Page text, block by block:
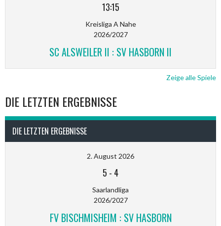
13:15
Kreisliga A Nahe
2026/2027
SC ALSWEILER II : SV HASBORN II
Zeige alle Spiele
DIE LETZTEN ERGEBNISSE
DIE LETZTEN ERGEBNISSE
2. August 2026
5 - 4
Saarlandliga
2026/2027
FV BISCHMISHEIM : SV HASBORN